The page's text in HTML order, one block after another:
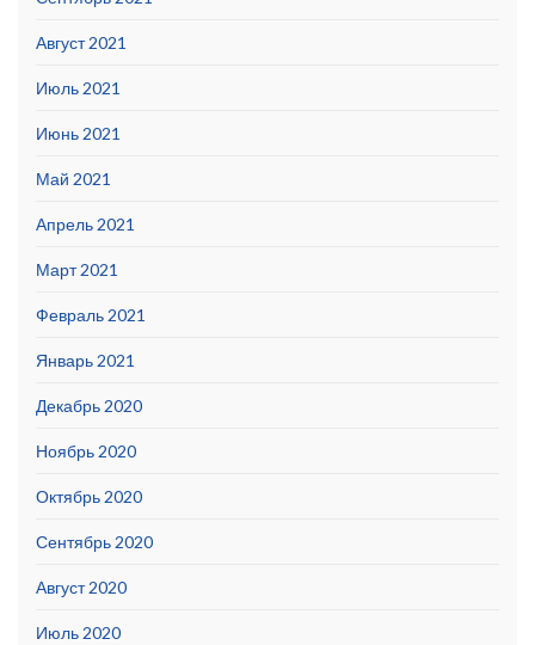
Август 2021
Июль 2021
Июнь 2021
Май 2021
Апрель 2021
Март 2021
Февраль 2021
Январь 2021
Декабрь 2020
Ноябрь 2020
Октябрь 2020
Сентябрь 2020
Август 2020
Июль 2020